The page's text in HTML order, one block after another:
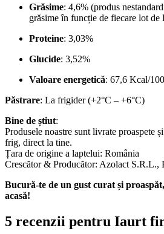
Grăsime: 4,6% (produs
grăsime în funcție de fiecare lot de
Proteine: 3,03%
Glucide: 3,52%
Valoare energetică: 67,6 Kcal/
Păstrare: La frigider (+2°C – +6°C)
Bine de știut:
Produsele noastre sunt livrate proaspete
frig, direct la tine.
Țara de origine a laptelui: România
Crescător & Producător: Azolact S.R.L.,
Bucură-te de un gust curat și
acasă!
5 recenzii pentru Iaurt